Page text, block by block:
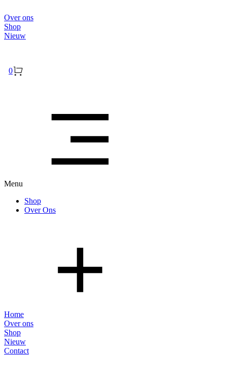
Over ons
Shop
Nieuw
0
Menu
Shop
Over Ons
Home
Over ons
Shop
Nieuw
Contact